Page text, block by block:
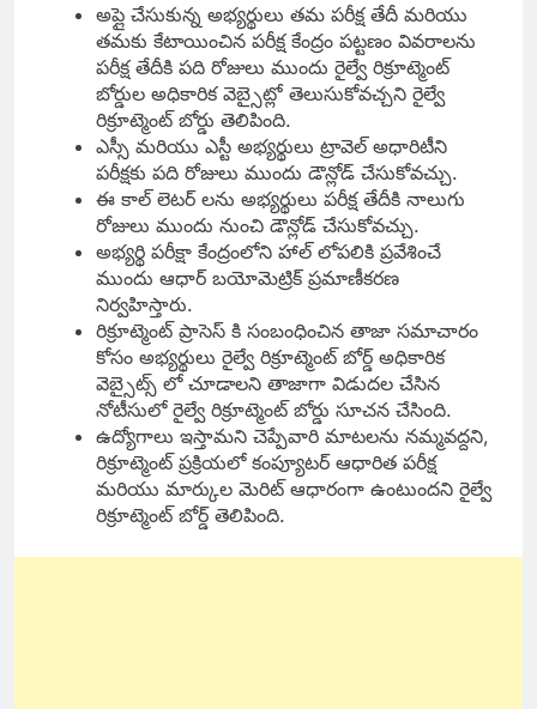
అప్లై చేసుకున్న అభ్యర్థులు తమ పరీక్ష తేదీ మరియు
తమకు కేటాయించిన పరీక్ష కేంద్రం పట్టణం వివరాలను
పరీక్ష తేదీకి పది రోజులు ముందు రైల్వే రిక్రూట్మెంట్
బోర్డుల అధికారిక వెబ్సైట్లో తెలుసుకోవచ్చని రైల్వే
రిక్రూట్మెంట్ బోర్డు తెలిపింది.
ఎస్సీ మరియు ఎస్టీ అభ్యర్థులు ట్రావెల్ అధారిటీని
పరీక్షకు పది రోజులు ముందు డౌన్లోడ్ చేసుకోవచ్చు.
ఈ కాల్ లెటర్ లను అభ్యర్థులు పరీక్ష తేదీకి నాలుగు
రోజులు ముందు నుంచి డౌన్లోడ్ చేసుకోవచ్చు.
అభ్యర్థి పరీక్షా కేంద్రంలోని హాల్ లోపలికి ప్రవేశించే
ముందు ఆధార్ బయోమెట్రిక్ ప్రమాణీకరణ
నిర్వహిస్తారు.
రిక్రూట్మెంట్ ప్రాసెస్ కి సంబంధించిన తాజా సమాచారం
కోసం అభ్యర్థులు రైల్వే రిక్రూట్మెంట్ బోర్డ్ అధికారిక
వెబ్సైట్స్ లో చూడాలని తాజాగా విడుదల చేసిన
నోటీసులో రైల్వే రిక్రూట్మెంట్ బోర్డు సూచన చేసింది.
ఉద్యోగాలు ఇస్తామని చెప్పేవారి మాటలను నమ్మవద్దని,
రిక్రూట్మెంట్ ప్రక్రియలో కంప్యూటర్ ఆధారిత పరీక్ష
మరియు మార్కుల మెరిట్ ఆధారంగా ఉంటుందని రైల్వే
రిక్రూట్మెంట్ బోర్డ్ తెలిపింది.